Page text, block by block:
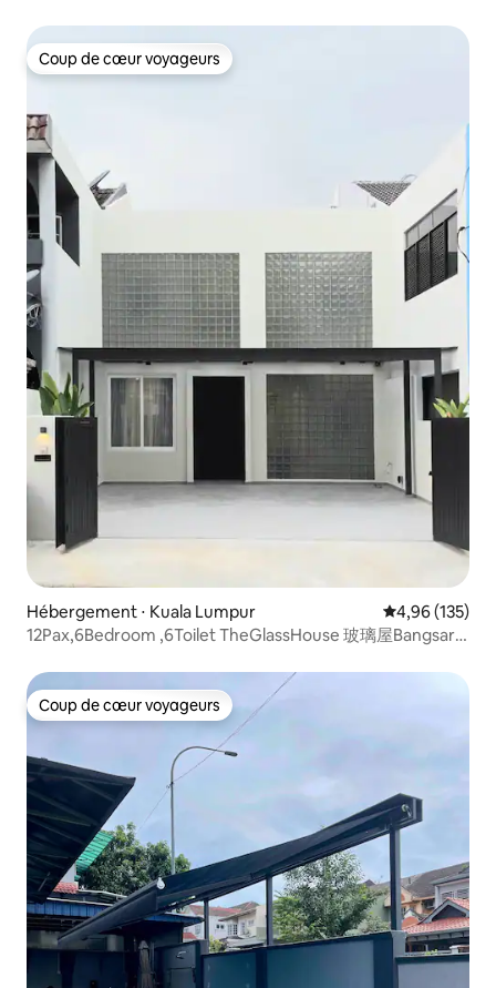
Coup de cœur voyageurs
Coup de cœur voyageurs
Hébergement ⋅ Kuala Lumpur Évaluation
4,96 (135)
12Pax,6Bedroom ,6Toilet TheGlassHouse 玻璃屋Bangsar
Coup de cœur voyageurs
Coup de cœur voyageurs